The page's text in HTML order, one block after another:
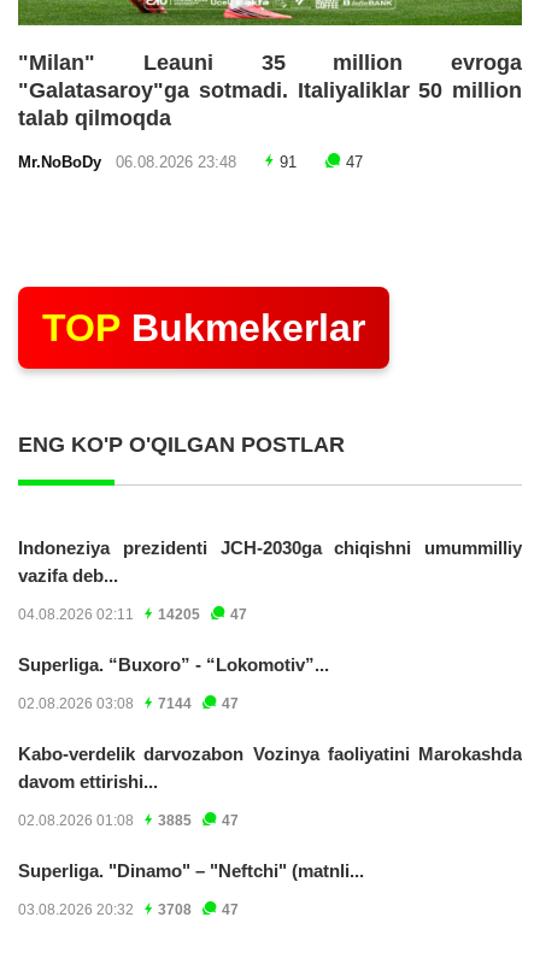
"Milan" Leauni 35 million evroga
"Galatasaroy"ga sotmadi. Italiyaliklar 50 million
talab qilmoqda
Mr.NoBoDy 06.08.2026 23:48 91 47
TOP Bukmekerlar
ENG KO'P O'QILGAN POSTLAR
Indoneziya prezidenti JCH-2030ga chiqishni umummilliy
vazifa deb...
04.08.2026 02:11 14205 47
Superliga. “Buxoro” - “Lokomotiv”...
02.08.2026 03:08 7144 47
Kabo-verdelik darvozabon Vozinya faoliyatini Marokashda
davom ettirishi...
02.08.2026 01:08 3885 47
Superliga. "Dinamo" – "Neftchi" (matnli...
03.08.2026 20:32 3708 47